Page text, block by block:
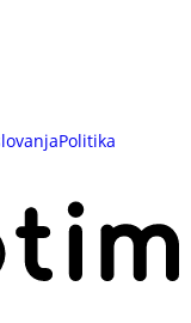
Politika